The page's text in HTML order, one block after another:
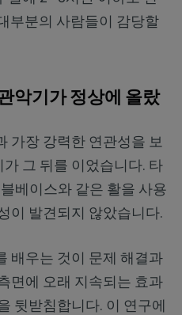
부분의 사람들이 감당할
악기가 정상에 올랐
가장 강력한 연관성을 보
그 뒤를 이었습니다. 타
베이스와 같은 활을 사용
이 발견되지 않았습니다.
배우는 것이 문제 해결과
면에 오래 지속되는 효과
뒷받침합니다. 이 연구에